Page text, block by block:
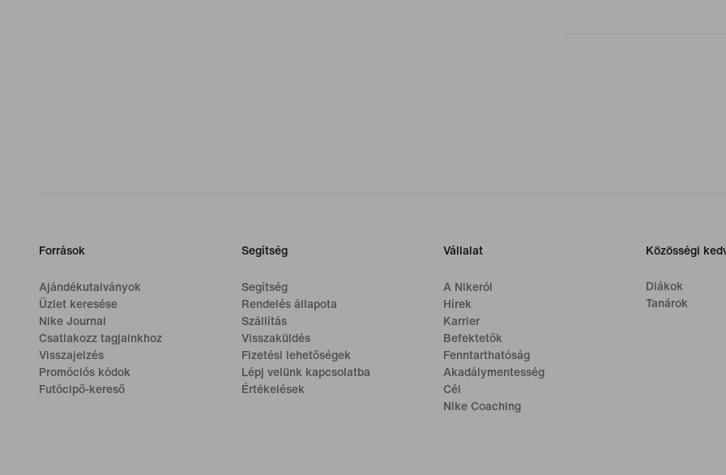
Források
Ajándékutalványok
Üzlet keresése
Nike Journal
Csatlakozz tagjainkhoz
Visszajelzés
Promóciós kódok
Futócipő-kereső
Segítség
Segítség
Rendelés állapota
Szállítás
Visszaküldés
Fizetési lehetőségek
Lépj velünk kapcsolatba
Értékelések
Vállalat
A Nikeról
Hírek
Karrier
Befektetők
Fenntarthatóság
Akadálymentesség
Cél
Nike Coaching
Közösségi
Diákok
Tanárok